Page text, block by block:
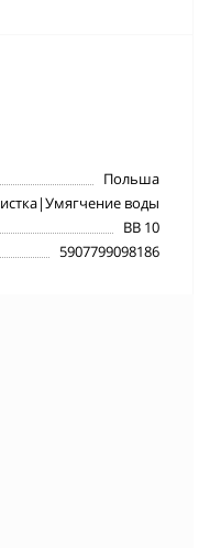
Польша
воды
BB 10
5907799098186